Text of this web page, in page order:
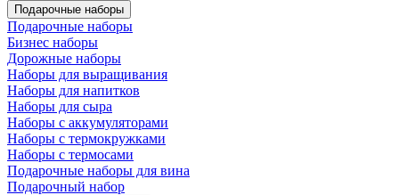
Подарочные наборы
Подарочные наборы
Бизнес наборы
Дорожные наборы
Наборы для выращивания
Наборы для напитков
Наборы для сыра
Наборы с аккумуляторами
Наборы с термокружками
Наборы с термосами
Подарочные наборы для вина
Подарочный набор